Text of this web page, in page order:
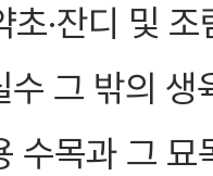
초·잔디 및
수 그 밖의
수목과 그